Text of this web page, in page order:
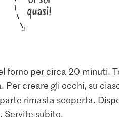
Carote
4268quasi!
forno per circa 20 minuti.
Per creare gli occhi, su
rimasta scoperta.
Servite subito.